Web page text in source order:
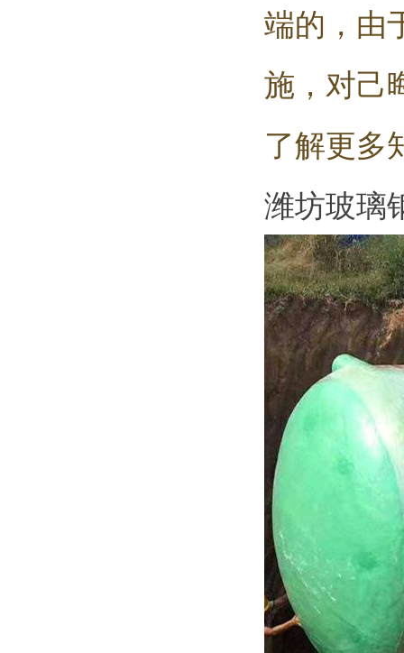
端的，由
施，对己
了解更多
潍坊玻璃